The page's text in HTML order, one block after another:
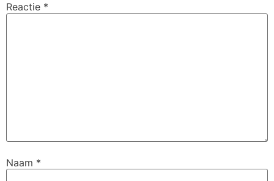
Reactie *
Naam *